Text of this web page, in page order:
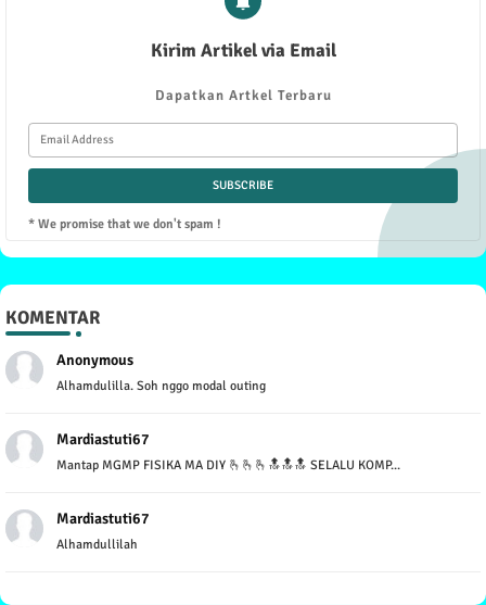
Kirim Artikel via Email
Dapatkan Artkel Terbaru
* We promise that we don't spam !
KOMENTAR
Anonymous
Alhamdulilla. Soh nggo modal outing
Mardiastuti67
Mantap MGMP FISIKA MA DIY 🫰🫰🫰🔝🔝🔝 SELALU KOMP...
Mardiastuti67
Alhamdullilah